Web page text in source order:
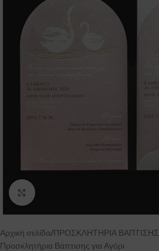
Click to enlarge
Αρχική σελίδα/ΠΡΟΣΚΛΗΤΗΡΙΑ ΒΑΠΤΙΣΗΣ
Προσκλητήρια Βάπτισης για Αγόρι